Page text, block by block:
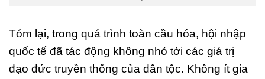
Tóm lại, trong quá trình toàn cầu hóa, hội nhập
quốc tế đã tác động không nhỏ tới các giá trị
đạo đức truyền thống của dân tộc. Không ít gia